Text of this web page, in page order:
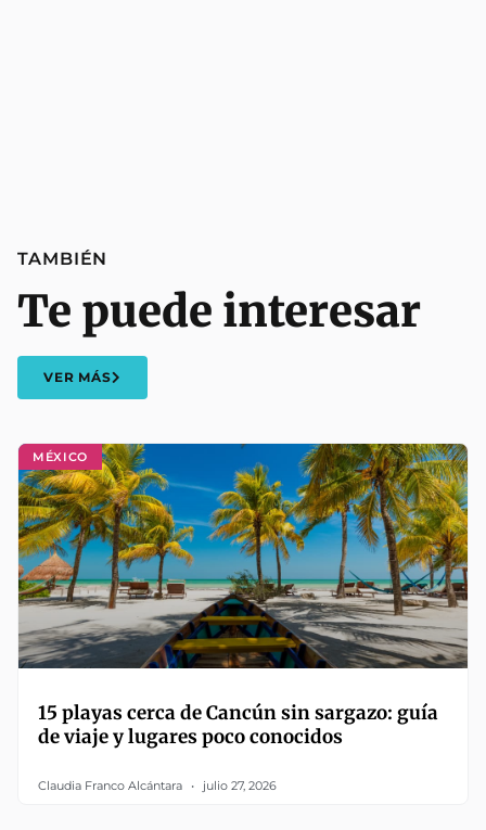
MÉXICO
15 playas cerca de Cancún sin sargazo: guía
de viaje y lugares poco conocidos
Claudia Franco Alcántara julio 27, 2026
TAMBIÉN
Te puede interesar
VER MÁS